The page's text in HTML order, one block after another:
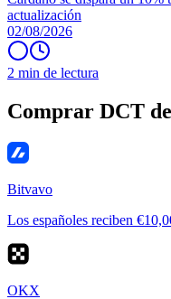
actualización
02/08/2026
2 min de lectura
Comprar DCT
Bitvavo
Los españoles reciben
OKX